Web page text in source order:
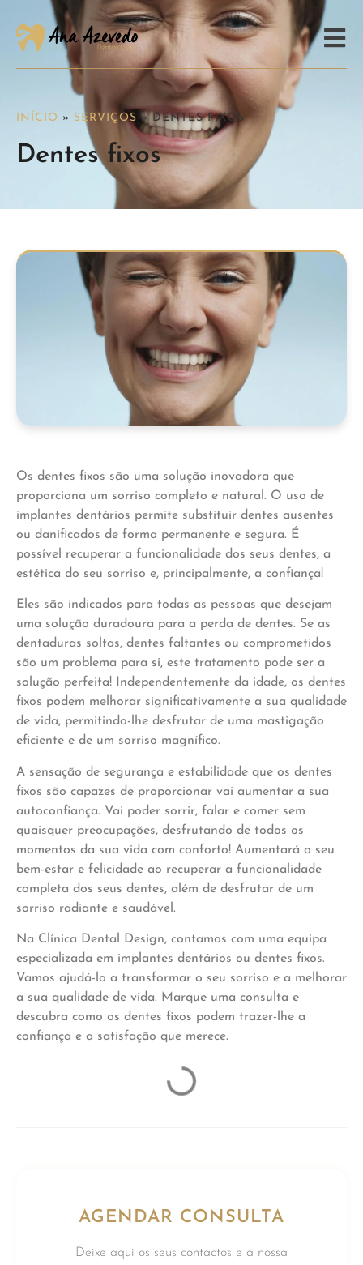
INÍCIO » SERVIÇOS » DENTES FIXOS
Dentes fixos
Os dentes fixos são uma solução inovadora que
proporciona um sorriso completo e natural. O uso de
implantes dentários permite substituir dentes ausentes
ou danificados de forma permanente e segura. É
possível recuperar a funcionalidade dos seus dentes, a
estética do seu sorriso e, principalmente, a confiança!
Eles são indicados para todas as pessoas que desejam
uma solução duradoura para a perda de dentes. Se as
dentaduras soltas, dentes faltantes ou comprometidos
são um problema para si, este tratamento pode ser a
solução perfeita! Independentemente da idade, os dentes
fixos podem melhorar significativamente a sua qualidade
de vida, permitindo-lhe desfrutar de uma mastigação
eficiente e de um sorriso magnífico.
A sensação de segurança e estabilidade que os dentes
fixos são capazes de proporcionar vai aumentar a sua
autoconfiança. Vai poder sorrir, falar e comer sem
quaisquer preocupações, desfrutando de todos os
momentos da sua vida com conforto! Aumentará o seu
bem-estar e felicidade ao recuperar a funcionalidade
completa dos seus dentes, além de desfrutar de um
sorriso radiante e saudável.
Na Clínica Dental Design, contamos com uma equipa
especializada em implantes dentários ou dentes fixos.
Vamos ajudá-lo a transformar o seu sorriso e a melhorar
a sua qualidade de vida. Marque uma consulta e
descubra como os dentes fixos podem trazer-lhe a
confiança e a satisfação que merece.
AGENDAR CONSULTA
Deixe aqui os seus contactos e a nossa